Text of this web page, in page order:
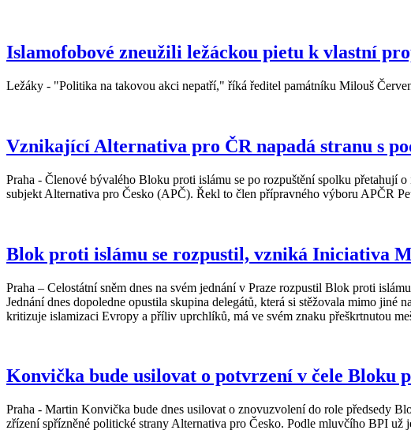
Islamofobové zneužili ležáckou pietu k vlastní
Ležáky - "Politika na takovou akci nepatří," říká ředitel památníku Milouš
Vznikající Alternativa pro ČR napadá stranu s
Praha - Členové bývalého Bloku proti islámu se po rozpuštění spolku přetahují
subjekt Alternativa pro Česko (APČ). Řekl to člen přípravného výboru APČR
Blok proti islámu se rozpustil, vzniká Iniciativa
Praha – Celostátní sněm dnes na svém jednání v Praze rozpustil Blok proti
Jednání dnes dopoledne opustila skupina delegátů, která si stěžovala mimo
kritizuje islamizaci Evropy a příliv uprchlíků, má ve svém znaku přeškrtnutou
Konvička bude usilovat o potvrzení v čele Bloku
Praha - Martin Konvička bude dnes usilovat o znovuzvolení do role předsedy
zřízení spřízněné politické strany Alternativa pro Česko. Podle mluvčího BPI